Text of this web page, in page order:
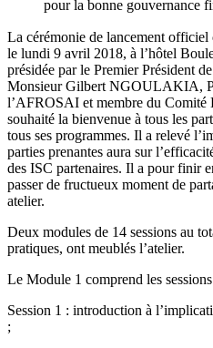
pour la bonne gouvernance
La cérémonie de lancement officiel
le lundi 9 avril 2018, à l’hôtel
présidée par le Premier Président
Monsieur Gilbert NGOULAKIA,
l’AFROSAI et membre du Comité
souhaité la bienvenue à tous les
tous ses programmes. Il a relevé
parties prenantes aura sur
des ISC partenaires. Il a pour finir
passer de fructueux moment de
atelier.
Deux modules de 14 sessions au
pratiques, ont meublés l’atelier.
Le Module 1 comprend les
Session 1 : introduction à
;